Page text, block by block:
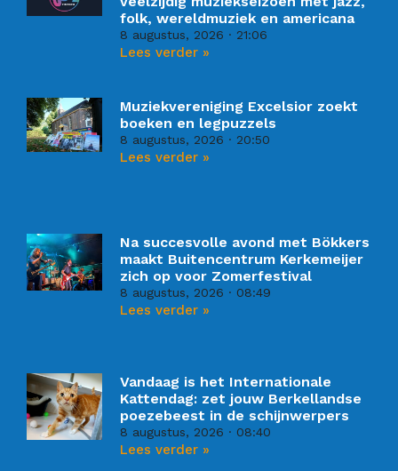
folk, wereldmuziek en americana
8 augustus, 2026 21:06
Lees verder »
Muziekvereniging Excelsior zoekt
boeken en legpuzzels
8 augustus, 2026 20:50
Lees verder »
Na succesvolle avond met Bökkers
maakt Buitencentrum Kerkemeijer
zich op voor Zomerfestival
8 augustus, 2026 08:49
Lees verder »
Vandaag is het Internationale
Kattendag: zet jouw Berkellandse
poezebeest in de schijnwerpers
8 augustus, 2026 08:40
Lees verder »